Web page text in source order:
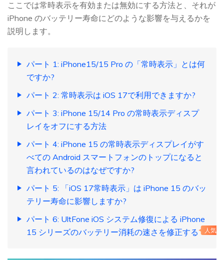
ここでは常時表示を有効または無効にする方法と、それが
iPhone のバッテリー寿命にどのような影響を与えるかを
説明します。
パート 1: iPhone15/15 Pro の「常時表示」とは何
ですか?
パート 2: 常時表示は iOS 17で利用できますか?
パート 3: iPhone 15/14 Pro の常時表示ディスプ
レイをオフにする方法
パート 4: iPhone 15 の常時表示ディスプレイがす
べての Android スマートフォンのトップになると
言われているのはなぜですか?
パート 5: 「iOS 17常時表示」は iPhone 15 のバッ
テリー寿命に影響しますか?
パート 6: UltFone iOS システム修復による iPhone
15 シリーズのバッテリー消耗の速さを修正する
人気